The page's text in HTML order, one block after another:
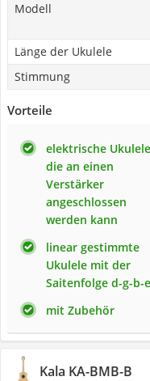
Modell
Länge der Ukulele
Stimmung
Vorteile
elektrische
die an einen
Verstärker
angeschlossen
werden kann
linear gestimmte
Ukulele mit der
Saitenfolge d-g-b-e
mit Zubehör
Kala KA-BMB-B